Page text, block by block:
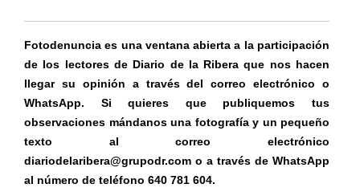
Fotodenuncia es una ventana abierta a la participación
de los lectores de Diario de la Ribera que nos hacen
llegar su opinión a través del correo electrónico o
WhatsApp. Si quieres que publiquemos tus
observaciones mándanos una fotografía y un pequeño
texto al correo electrónico
diariodelaribera@grupodr.com o a través de WhatsApp
al número de teléfono 640 781 604.